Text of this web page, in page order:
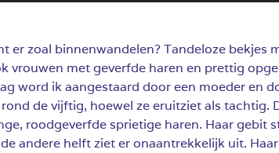
er zoal binnenwandelen? Tandeloze bekjes
vrouwen met geverfde haren en prettig
word ik aangestaard door een moeder en
de vijftig, hoewel ze eruitziet als tachtig.
roodgeverfde sprietige haren. Haar gebit
andere helft ziet er onaantrekkelijk uit.